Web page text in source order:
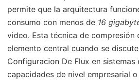
permite que la arquitectura
consumo con menos de 16
video. Esta técnica de compresión
elemento central cuando se
Configuracion De Flux en
capacidades de nivel empresarial